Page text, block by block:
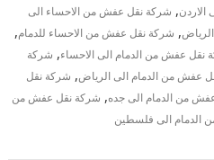
, شركة نقل عفش من الاحساء الى
, شركة نقل عفش من الاحساء للدمام,
نقل عفش من الدمام الى الاحساء, شركة
عفش من الدمام الى الرياض, شركة نقل
من الدمام الى جده, شركة نقل عفش من
الدمام الى فلسطين